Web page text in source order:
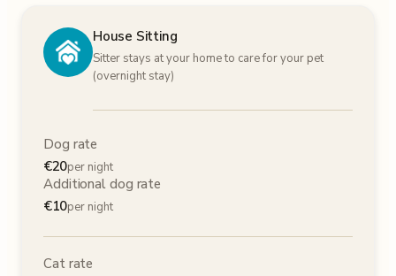
House Sitting
Sitter stays at your home to care for your pet
(overnight stay)
Dog rate
€20per night
Additional dog rate
€10per night
Cat rate